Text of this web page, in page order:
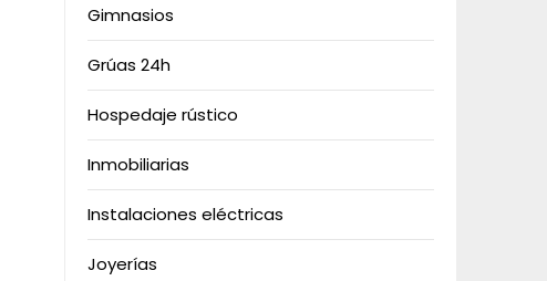
Gimnasios
Grúas 24h
Hospedaje rústico
Inmobiliarias
Instalaciones eléctricas
Joyerías